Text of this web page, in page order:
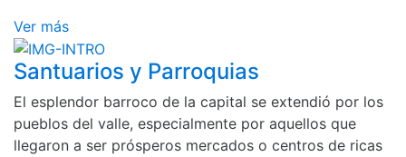
Ver más
Santuarios y Parroquias
El esplendor barroco de la capital se extendió por los
pueblos del valle, especialmente por aquellos que
llegaron a ser prósperos mercados o centros de ricas